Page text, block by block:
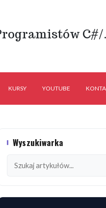
KURSY YOUTUBE
Wyszukiwarka